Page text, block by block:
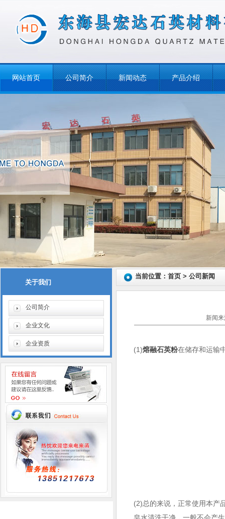
网站首页 公司简介 新闻动态 产品介绍
关于我们
公司简介
企业文化
企业资质
当前位置：首页 > 公司新闻
新闻
(1)熔融石英粉在储存和运输
(2)总的来说，正常使用本产